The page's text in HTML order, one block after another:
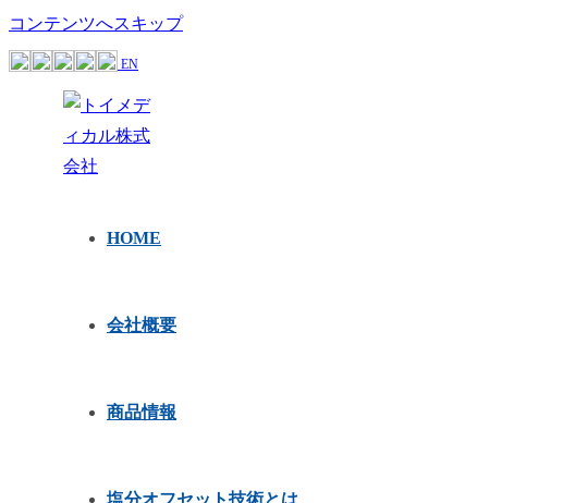
コンテンツへスキップ
EN
HOME
会社概要
商品情報
塩分オフセット技術とは